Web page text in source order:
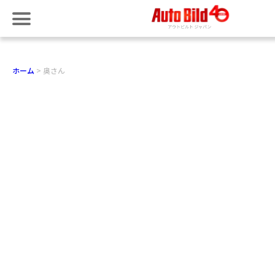
ホーム 奥さん